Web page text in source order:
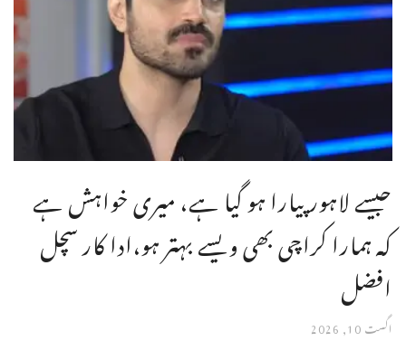
جیسے لاہور پیارا ہو گیا ہے، میری خواہش ہے
کہ ہمارا کراچی بھی ویسے بہتر ہو،ادا کار سچل
افضل
اگست 10, 2026